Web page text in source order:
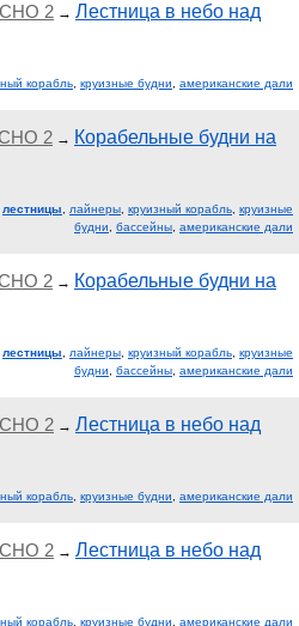
2 → Лестница в небо над
корабль круизные будни американские дали
2 → Корабельные будни на
лестницы лайнеры круизный корабль круизные
будни
бассейны американские дали
2 → Корабельные будни на
лестницы лайнеры круизный корабль круизные
будни
бассейны американские дали
2 → Лестница в небо над
корабль круизные будни американские дали
2 → Лестница в небо над
корабль круизные будни американские дали